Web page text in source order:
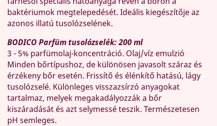
baktériumok megtelepedését. Ideális kiegészítője az
azonos illatú tusolózselének.
BODICO Parfüm tusolózselék: 200 ml
3 - 5% parfümolaj-koncentráció. Olaj/víz emulzió
Minden bőrtípushoz, de különösen javasolt száraz és
érzékeny bőr esetén. Frissítő és élénkítő hatású, lágy
tusolózselé. Különleges visszazsírzó anyagokat
tartalmaz, melyek megakadályozzák a bőr
kiszáradását és azt selymessé teszik. Természetesen
pH semleges.